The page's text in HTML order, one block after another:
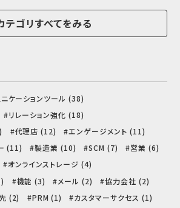
テゴリすべてをみる
ニケーションツール (38)
リレーション強化 (18)
代理店 (12)
エンゲージメント (11)
(11)
製造業 (10) SCM (7)
営業 (6)
オンラインストレージ (4)
機能 (3) メール (2)
協力会社 (2)
(2) PRM (1)
カスタマーサクセス (1)